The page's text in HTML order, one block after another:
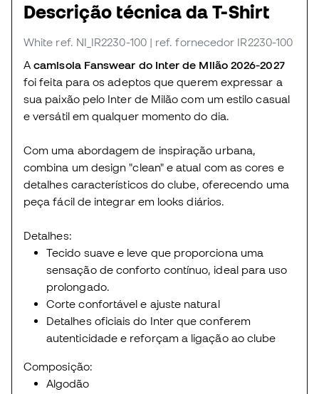
Descrição técnica da T-Shirt
White ref. NI_IR2230-100 | ref. fornecedor IR2230-100
Acamisola Fanswear do Inter de Milão 2026-2027
foi feita para os adeptos que querem expressar a
sua paixão pelo Inter de Milão com um estilo casual
e versátil em qualquer momento do dia.
Com uma abordagem de inspiração urbana,
combina um design "clean" e atual com as cores e
detalhes característicos do clube, oferecendo uma
peça fácil de integrar em looks diários.
Detalhes:
Tecido suave e leve que proporciona uma
sensação de conforto contínuo, ideal para uso
prolongado.
Corte confortável e ajuste natural
Detalhes oficiais do Inter que conferem
autenticidade e reforçam a ligação ao clube
Composição:
Algodão